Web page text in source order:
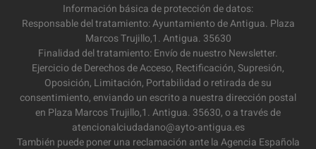
Información básica de protección de datos:
Responsable del tratamiento: Ayuntamiento de Antigua. Plaza
Marcos Trujillo,1. Antigua. 35630
Finalidad del tratamiento: Envío de nuestro Newsletter.
Ejercicio de Derechos de Acceso, Rectificación, Supresión,
Oposición, Limitación, Portabilidad o retirada de su
consentimiento, enviando un escrito a nuestra dirección postal
en Plaza Marcos Trujillo,1. Antigua. 35630, o a través de
atencionalciudadano@ayto-antigua.es
También puede poner una reclamación ante la Agencia Española